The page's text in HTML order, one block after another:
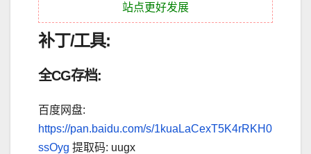
站点更好发展
补丁/工具:
全CG存档:
百度网盘:
https://pan.baidu.com/s/1kuaLaCexT5K4rRKH0
ssOyg 提取码: uugx